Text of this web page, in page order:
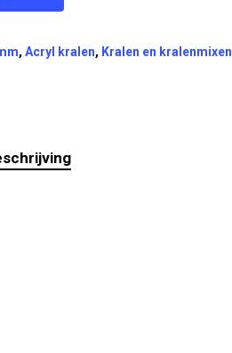
, Acryl kralen, Kralen en kralenmixen